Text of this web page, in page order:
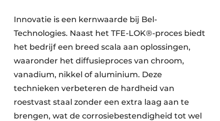
Innovatie is een kernwaarde bij Bel-
Technologies. Naast het TFE-LOK®-proces biedt
het bedrijf een breed scala aan oplossingen,
waaronder het diffusieproces van chroom,
vanadium, nikkel of aluminium. Deze
technieken verbeteren de hardheid van
roestvast staal zonder een extra laag aan te
brengen, wat de corrosiebestendigheid tot wel